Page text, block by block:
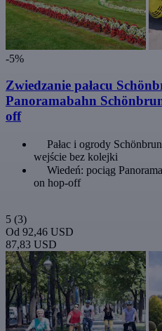
-5%
Zwiedzanie pałacu
Panoramabahn
off
Pałac i ogrody
wejście bez kolejki
Wiedeń: pociąg
on hop-off
5 (3)
Od 92,46 USD
87,83 USD